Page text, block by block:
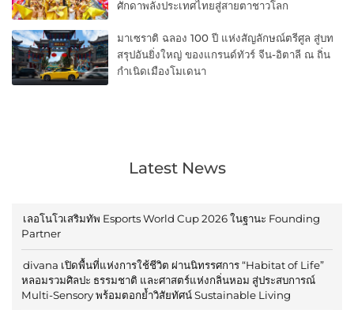
ศักดาพลังประเทศไทยสู่สายตาชาวโลก
มาเซราติ ฉลอง 100 ปี แห่งสัญลักษณ์ตรีศูล สู่บท
สรุปอันยิ่งใหญ่ ของแกรนด์ทัวร์ จีน-อิตาลี ณ ถิ่น
กำเนิดเมืองโมเดนา
Latest News
เลอโนโวเสริมทัพ Esports World Cup 2026 ในฐานะ Founding
Partner
divana เปิดพื้นที่แห่งการใช้ชีวิต ผ่านนิทรรศการ “Habitat of Life”
หลอมรวมศิลปะ ธรรมชาติ และศาสตร์แห่งกลิ่นหอม สู่ประสบการณ์
Multi-Sensory พร้อมตอกย้ำวิสัยทัศน์ Sustainable Living